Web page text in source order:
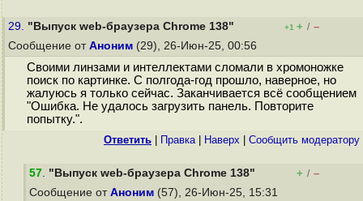
29. "Выпуск web-браузера Chrome 138" +1 + / –
Сообщение от Аноним (29), 26-Июн-25, 00:56
Своими линзами и интеллектами сломали в хромоножке
поиск по картинке. С полгода-год прошло, наверное, но
жалуюсь я только сейчас. Заканчивается всё сообщением
"Ошибка. Не удалось загрузить панель. Повторите
попытку.".
Ответить Правка| Наверх Cообщить модератору
57. "Выпуск web-браузера Chrome 138" + / –
Сообщение от Аноним (57), 26-Июн-25, 15:31